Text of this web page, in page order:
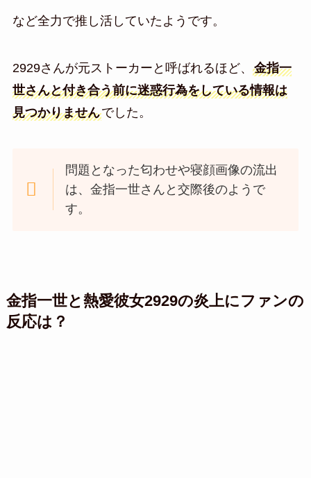
など全力で推し活していたようです。
2929さんが元ストーカーと呼ばれるほど、 金指一
世さんと付き合う前に迷惑行為をしている情報は
見つかりませんでした。
問題となった匂わせや寝顔画像の流出
は、金指一世さんと交際後のようで
す。
金指一世と熱愛彼女2929の炎上にファンの
反応は？